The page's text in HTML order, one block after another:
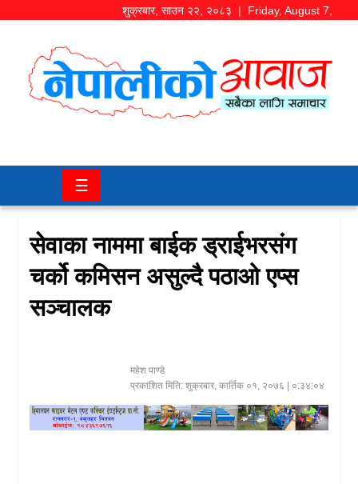
शुक्रबार, साउन २२, २०८३ | Friday, August 7,
समाज/
चितवन
कला/
मनोरञ्जन
बजार
प्रदेश
☰
सेवाका नाममा बाईक ड्राईभरसंग
चर्को कमिसन असुल्दै पठाओ एप्स
सञ्चालक
महेश पाण्डे
प्रकाशित मिति: शुक्रबार, कार्तिक ०१, २०७६ | ०:३४:०४